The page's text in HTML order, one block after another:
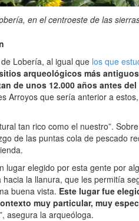
en el centroeste de las
Lobería, al igual que los que
arqueológicos más
de unos 12.000 años antes
Arroyos que sería anterior a
tan rico como el nuestro”.
de las puntas cola de pescado
lugar elegido por esta gente por
la llanura, que les permitía
buena vista. Este lugar fue
muy particular, muy
”, asegura la arqueóloga.